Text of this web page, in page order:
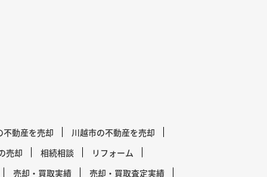
不動産を売却
川越市の不動産を売却
売却
相続相談
リフォーム
売却・買取実績
売却・買取査定実績